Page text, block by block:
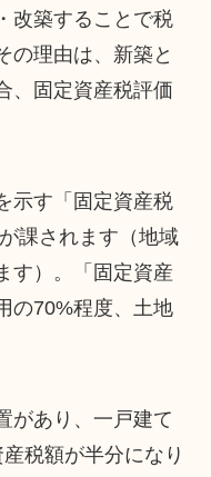
改築することで税
の理由は、新築と
、固定資産税評価
示す「固定資産税
課されます（地域
す）。「固定資産
の70%程度、土地
があり、一戸建て
税額が半分になり